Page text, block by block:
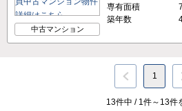
中古マンション
専有面積
築年数
1
13件中 / 1件～13件